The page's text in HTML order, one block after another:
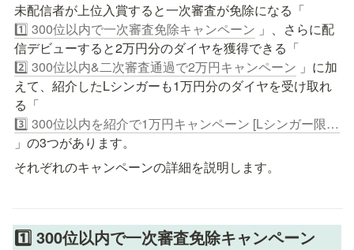
未配信者が上位入賞すると一次審査が免除になる「
1️⃣ 300位以内で一次審査免除キャンペーン 」、さらに配
信デビューすると2万円分のダイヤを獲得できる「
2️⃣ 300位以内&二次審査通過で2万円キャンペーン 」に加
えて、紹介したLシンガーも1万円分のダイヤを受け取れ
る「
3️⃣ 300位以内を紹介で1万円キャンペーン [Lシンガー限定]
」の3つがあります。
それぞれのキャンペーンの詳細を説明します。
1️⃣ 300位以内で一次審査免除キャンペーン